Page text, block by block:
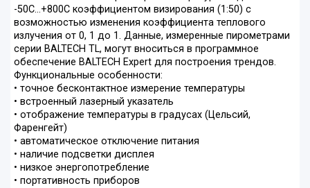
-50С…+800С коэффициентом визирования (1:50) с
возможностью изменения коэффициента теплового
излучения от 0, 1 до 1. Данные, измеренные пирометрами
серии BALTECH TL, могут вноситься в программное
обеспечение BALTECH Expert для построения трендов.
Функциональные особенности:
• точное бесконтактное измерение температуры
• встроенный лазерный указатель
• отображение температуры в градусах (Цельсий,
Фаренгейт)
• автоматическое отключение питания
• наличие подсветки дисплея
• низкое энергопотребление
• портативность приборов